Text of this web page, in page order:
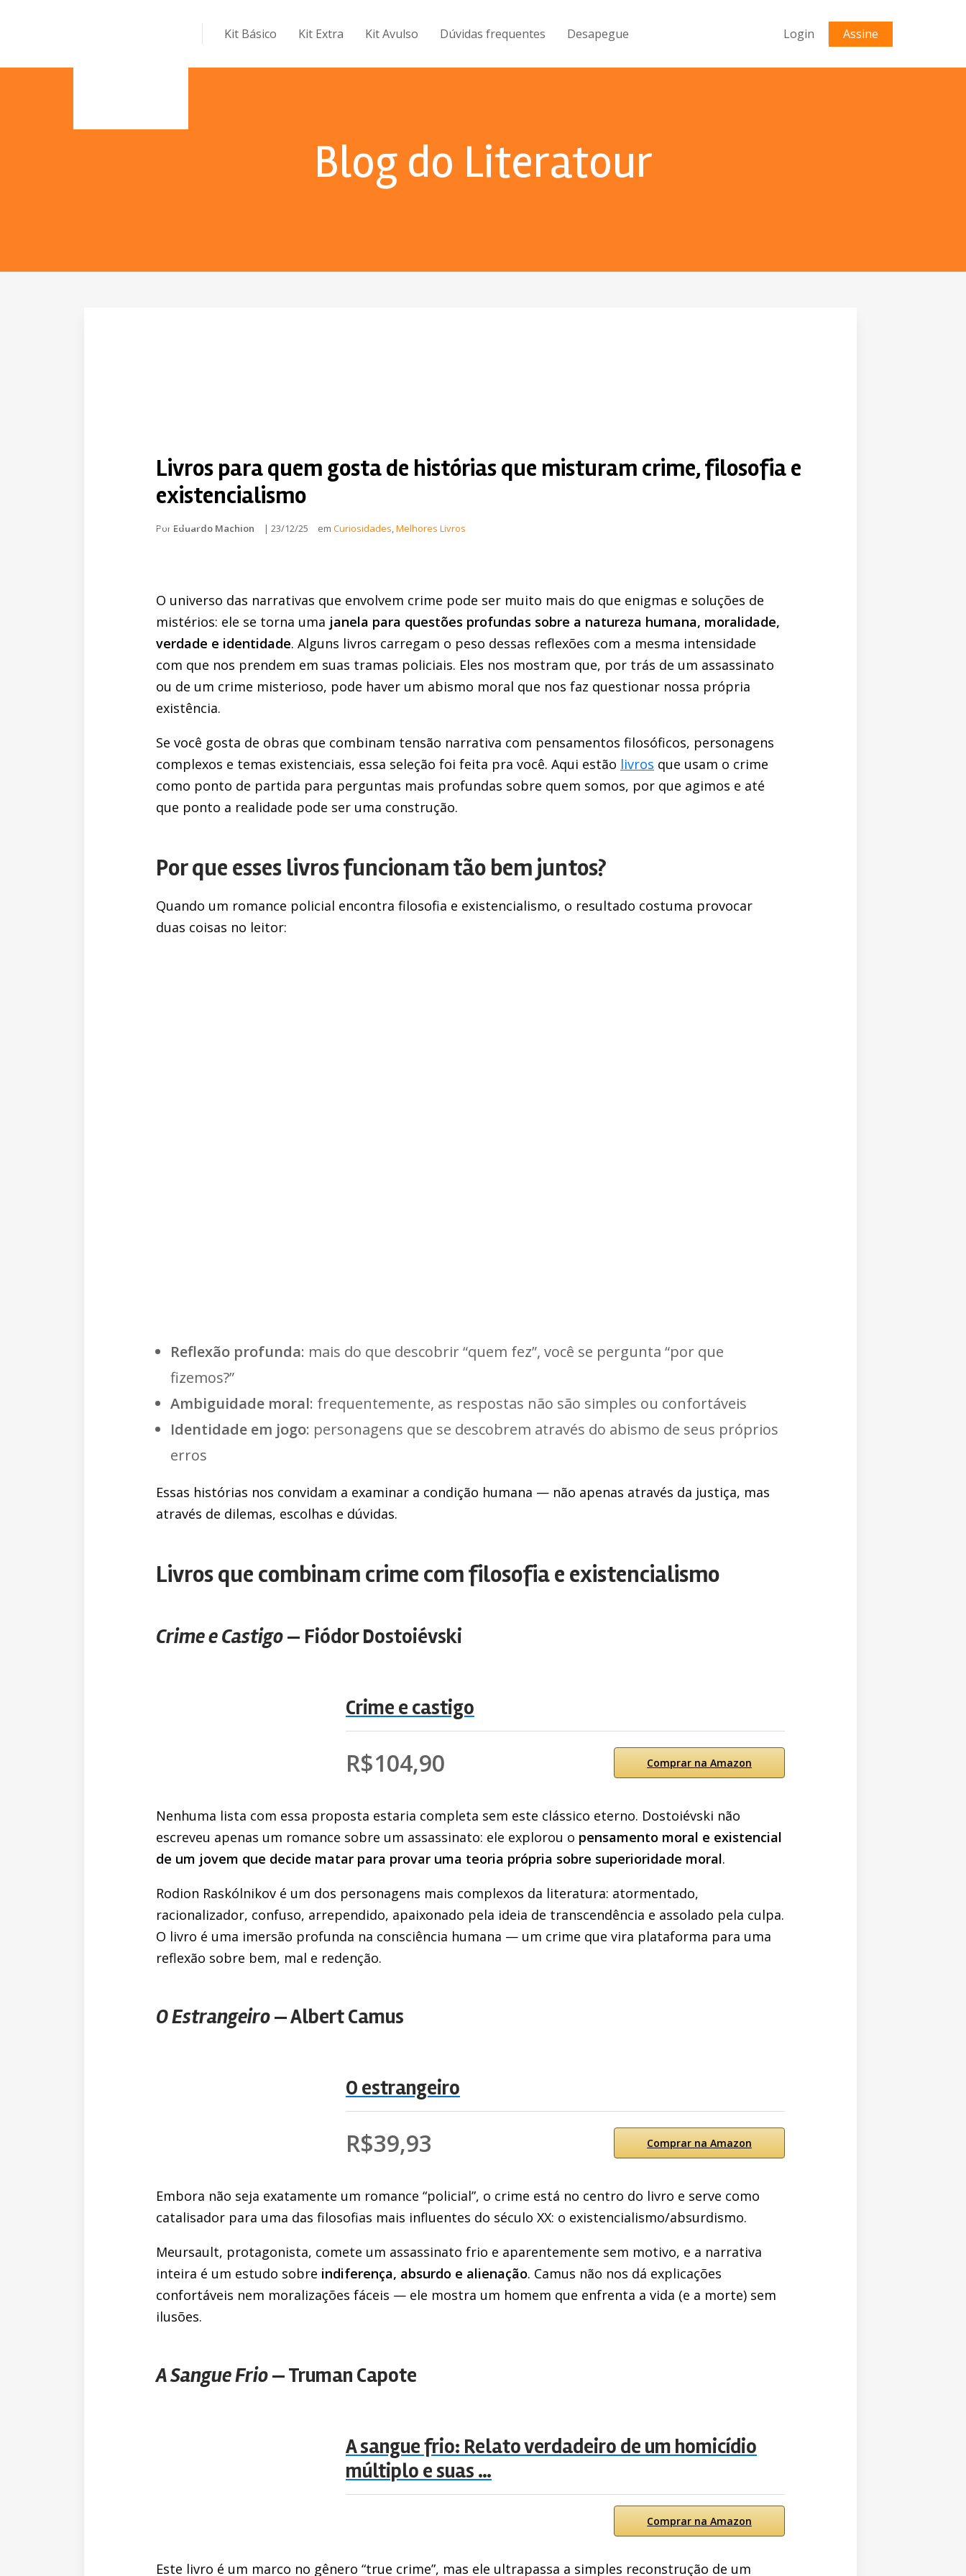
Kit Básico Kit Extra Kit Avulso Dúvidas frequentes Desapegue Login Assine
Blog do Literatour
Livros para quem gosta de histórias que misturam crime, filosofia e
existencialismo
Por Eduardo Machion | 23/12/25 em Curiosidades,Melhores Livros
O universo das narrativas que envolvem crime pode ser muito mais do que enigmas e soluções de
mistérios: ele se torna uma janela para questões profundas sobre a natureza humana, moralidade,
verdade e identidade. Alguns livros carregam o peso dessas reflexões com a mesma intensidade
com que nos prendem em suas tramas policiais. Eles nos mostram que, por trás de um assassinato
ou de um crime misterioso, pode haver um abismo moral que nos faz questionar nossa própria
existência.
Se você gosta de obras que combinam tensão narrativa com pensamentos filosóficos, personagens
complexos e temas existenciais, essa seleção foi feita pra você. Aqui estão livros que usam o crime
como ponto de partida para perguntas mais profundas sobre quem somos, por que agimos e até
que ponto a realidade pode ser uma construção.
Por que esses livros funcionam tão bem juntos?
Quando um romance policial encontra filosofia e existencialismo, o resultado costuma provocar
duas coisas no leitor:
Reflexão profunda: mais do que descobrir “quem fez”, você se pergunta “por que
fizemos?”
Ambiguidade moral: frequentemente, as respostas não são simples ou confortáveis
Identidade em jogo: personagens que se descobrem através do abismo de seus próprios
erros
Essas histórias nos convidam a examinar a condição humana — não apenas através da justiça, mas
através de dilemas, escolhas e dúvidas.
Livros que combinam crime com filosofia e existencialismo
Crime e Castigo— Fiódor Dostoiévski
Crime e castigo
R$104,90 Comprar na Amazon
Nenhuma lista com essa proposta estaria completa sem este clássico eterno. Dostoiévski não
escreveu apenas um romance sobre um assassinato: ele explorou o pensamento moral e existencial
de um jovem que decide matar para provar uma teoria própria sobre superioridade moral.
Rodion Raskólnikov é um dos personagens mais complexos da literatura: atormentado,
racionalizador, confuso, arrependido, apaixonado pela ideia de transcendência e assolado pela culpa.
O livro é uma imersão profunda na consciência humana — um crime que vira plataforma para uma
reflexão sobre bem, mal e redenção.
O Estrangeiro— Albert Camus
O estrangeiro
R$39,93 Comprar na Amazon
Embora não seja exatamente um romance “policial”, o crime está no centro do livro e serve como
catalisador para uma das filosofias mais influentes do século XX: o existencialismo/absurdismo.
Meursault, protagonista, comete um assassinato frio e aparentemente sem motivo, e a narrativa
inteira é um estudo sobre indiferença, absurdo e alienação. Camus não nos dá explicações
confortáveis nem moralizações fáceis — ele mostra um homem que enfrenta a vida (e a morte) sem
ilusões.
A Sangue Frio— Truman Capote
A sangue frio: Relato verdadeiro de um homicídio
múltiplo e suas …
Comprar na Amazon
Este livro é um marco no gênero “true crime”, mas ele ultrapassa a simples reconstrução de um